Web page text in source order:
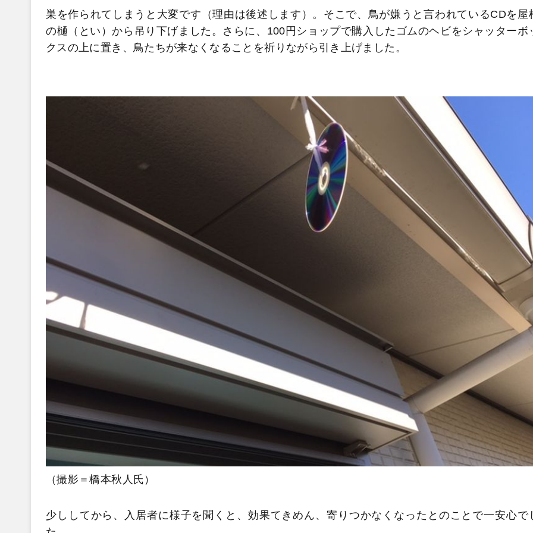
巣を作られてしまうと大変です（理由は後述します）。そこで、鳥が嫌うと言われているCDを屋
の樋（とい）から吊り下げました。さらに、100円ショップで購入したゴムのヘビをシャッターボ
クスの上に置き、鳥たちが来なくなることを祈りながら引き上げました。
（撮影＝橋本秋人氏）
少ししてから、入居者に様子を聞くと、効果てきめん、寄りつかなくなったとのことで一安心で